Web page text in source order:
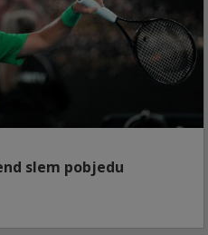
slem pobjedu